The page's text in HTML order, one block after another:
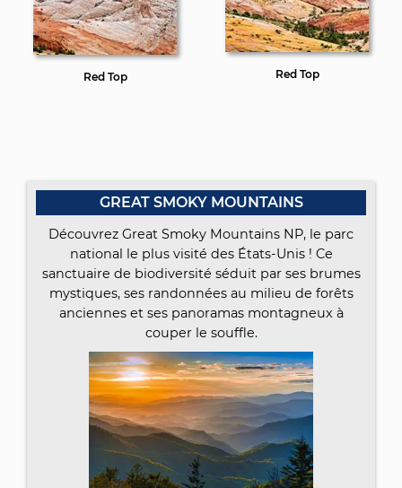
Red Top Red Top
GREAT SMOKY MOUNTAINS
Découvrez Great Smoky Mountains NP, le parc
national le plus visité des États-Unis ! Ce
sanctuaire de biodiversité séduit par ses brumes
mystiques, ses randonnées au milieu de forêts
anciennes et ses panoramas montagneux à
couper le souffle.